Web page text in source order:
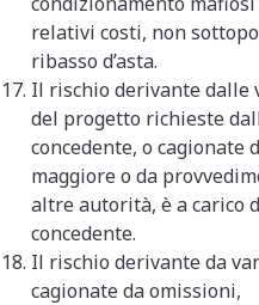
relativi costi, non
ribasso d’asta.
Il rischio derivante dalle
del progetto richieste
concedente, o cagionate
maggiore o da
altre autorità, è a carico
concedente.
Il rischio derivante da
cagionate da omissioni,